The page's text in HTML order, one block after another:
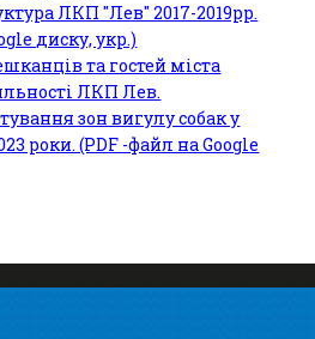
ЛКП "Лев" 2017-2019рр.
диску, укр.)
та гостей міста
ЛКП Лев.
зон вигулу собак у
роки. (PDF -файл на Google